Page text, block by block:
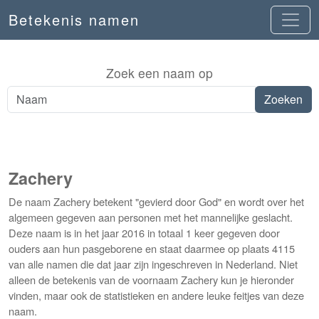
Betekenis namen
Zoek een naam op
Zachery
De naam Zachery betekent "gevierd door God" en wordt over het
algemeen gegeven aan personen met het mannelijke geslacht.
Deze naam is in het jaar 2016 in totaal 1 keer gegeven door
ouders aan hun pasgeborene en staat daarmee op plaats 4115
van alle namen die dat jaar zijn ingeschreven in Nederland. Niet
alleen de betekenis van de voornaam Zachery kun je hieronder
vinden, maar ook de statistieken en andere leuke feitjes van deze
naam.